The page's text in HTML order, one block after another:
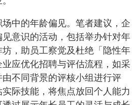
中的年龄偏见。笔者建议，企
意识的活动，包括举办针对年
，助员工察觉及杜绝「隐性年
应优化招聘与评估流程，如采
不同背景的评核小组进行评
际技能，将焦点放回个人能力